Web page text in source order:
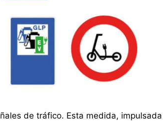
de tráfico. Esta medida, impulsada